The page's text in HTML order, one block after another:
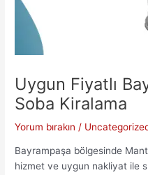
Uygun Fiyatlı
Soba Kiralama
Yorum bırakın /
Bayrampaşa bölgesinde
hizmet ve uygun nakliyat ile